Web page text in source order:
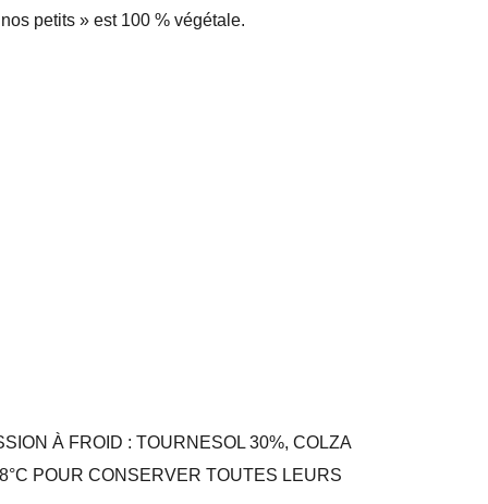
petits » est 100 % végétale.
À FROID : TOURNESOL 30%, COLZA
POUR CONSERVER TOUTES LEURS